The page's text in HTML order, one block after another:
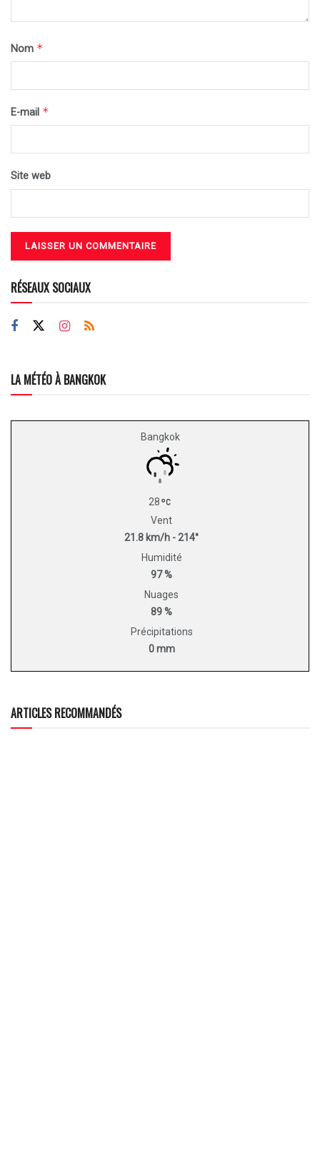
Nom *
E-mail *
Site web
RÉSEAUX SOCIAUX
LA MÉTÉO À BANGKOK
Bangkok
28
Vent
21.8 km/h - 214°
Humidité
97 %
Nuages
89 %
Précipitations
0 mm
ARTICLES RECOMMANDÉS